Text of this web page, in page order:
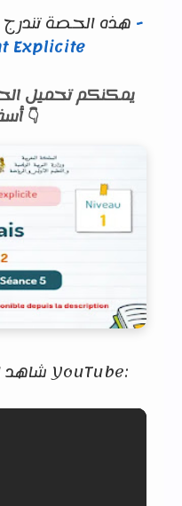
🎓 هذه الحصة
Explicite
أسفل الفيديو 👇
🎥 شاهد الحصة بالفيديو على YouTube: